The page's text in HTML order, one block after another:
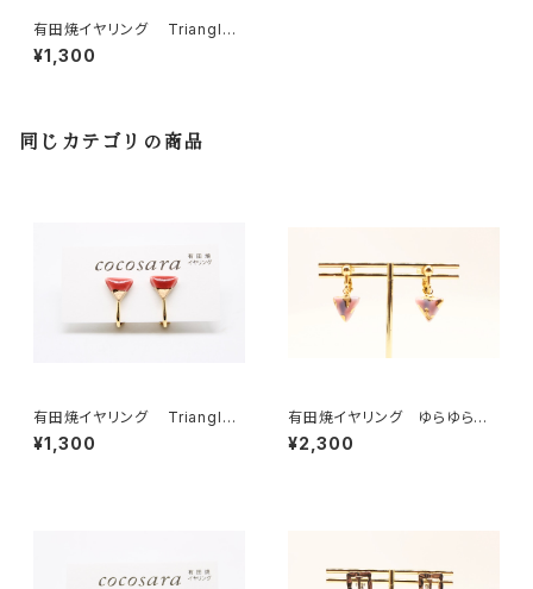
有田焼イヤリング Triangle
5
¥1,300
同じカテゴリの商品
有田焼イヤリング Triangle
（2トーン）6
¥1,300
有田焼イヤリング ゆらゆらサ
ンカク ピンク
¥2,300